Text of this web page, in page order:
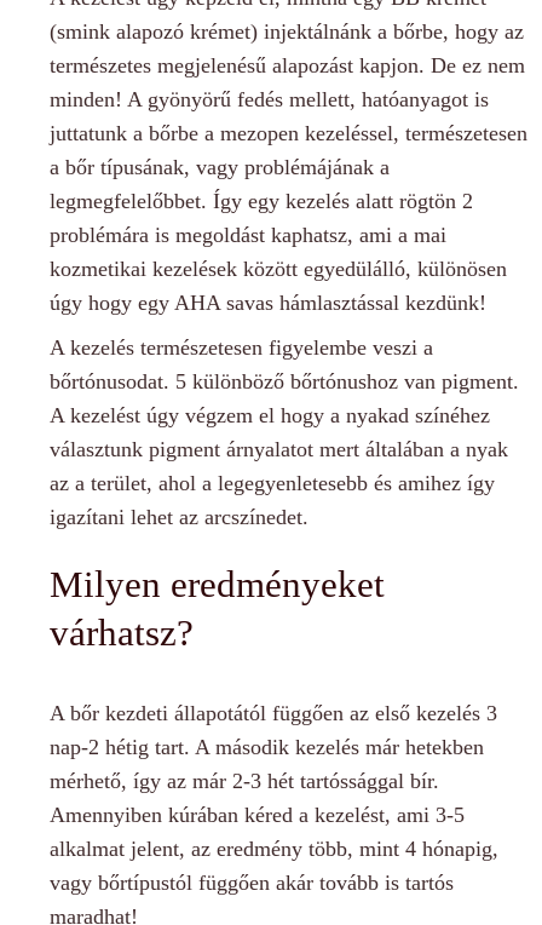
(smink alapozó krémet) injektálnánk a bőrbe, hogy az
természetes megjelenésű alapozást kapjon. De ez nem
minden! A gyönyörű fedés mellett, hatóanyagot is
juttatunk a bőrbe a mezopen kezeléssel, természetesen
a bőr típusának, vagy problémájának a
legmegfelelőbbet. Így egy kezelés alatt rögtön 2
problémára is megoldást kaphatsz, ami a mai
kozmetikai kezelések között egyedülálló, különösen
úgy hogy egy AHA savas hámlasztással kezdünk!
A kezelés természetesen figyelembe veszi a
bőrtónusodat. 5 különböző bőrtónushoz van pigment.
A kezelést úgy végzem el hogy a nyakad színéhez
választunk pigment árnyalatot mert általában a nyak
az a terület, ahol a legegyenletesebb és amihez így
igazítani lehet az arcszínedet.
Milyen eredményeket
várhatsz?
A bőr kezdeti állapotától függően az első kezelés 3
nap-2 hétig tart. A második kezelés már hetekben
mérhető, így az már 2-3 hét tartóssággal bír.
Amennyiben kúrában kéred a kezelést, ami 3-5
alkalmat jelent, az eredmény több, mint 4 hónapig,
vagy bőrtípustól függően akár tovább is tartós
maradhat!